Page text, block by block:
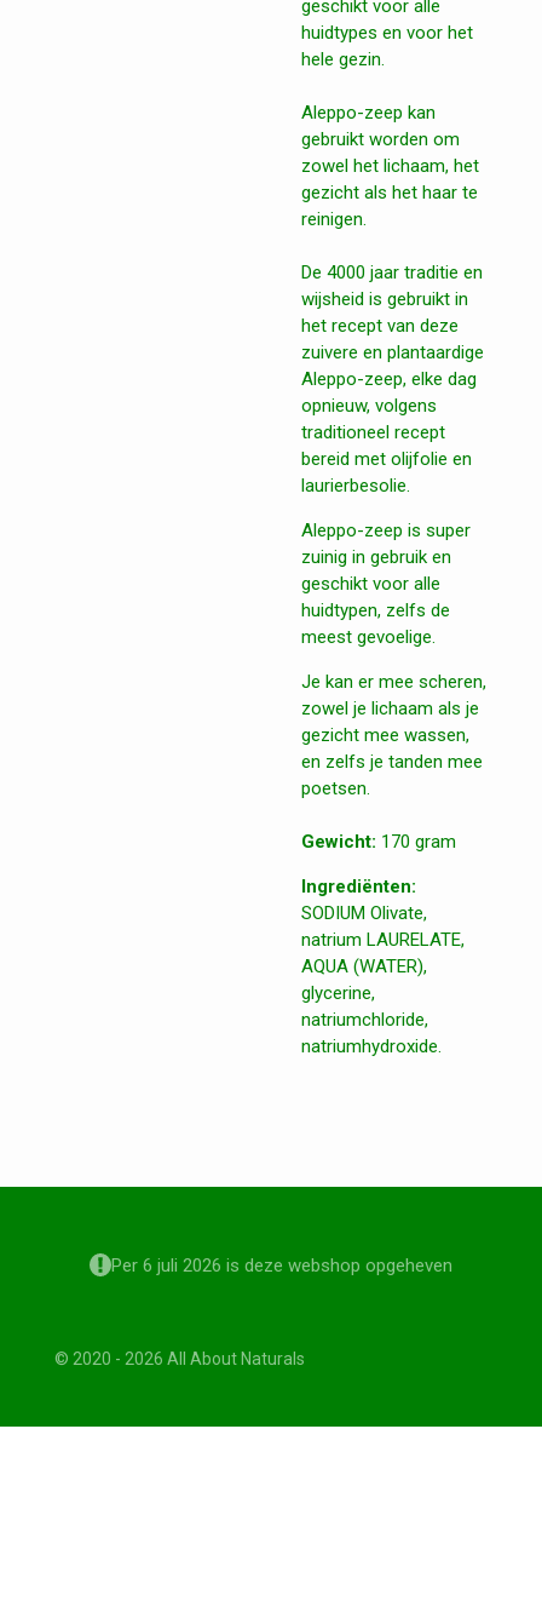
geschikt voor alle
huidtypes en voor het
hele gezin.
Aleppo-zeep kan
gebruikt worden om
zowel het lichaam, het
gezicht als het haar te
reinigen.
De 4000 jaar traditie en
wijsheid is gebruikt in
het recept van deze
zuivere en plantaardige
Aleppo-zeep, elke dag
opnieuw, volgens
traditioneel recept
bereid met olijfolie en
laurierbesolie.
Aleppo-zeep is super
zuinig in gebruik en
geschikt voor alle
huidtypen, zelfs de
meest gevoelige.
Je kan er mee scheren,
zowel je lichaam als je
gezicht mee wassen,
en zelfs je tanden mee
poetsen.
Gewicht: 170 gram
Ingrediënten:
SODIUM Olivate,
natrium LAURELATE,
AQUA (WATER),
glycerine,
natriumchloride,
natriumhydroxide.
Per 6 juli 2026 is deze webshop opgeheven
© 2020 - 2026 All About Naturals